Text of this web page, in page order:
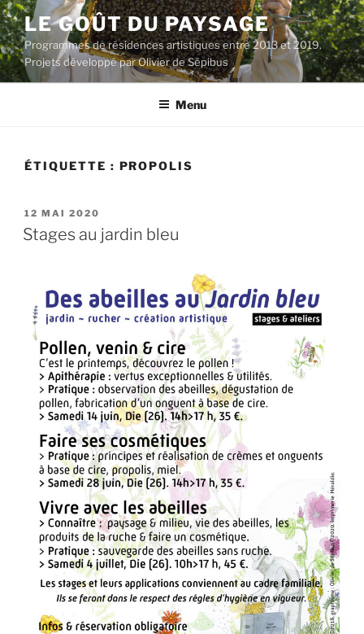
Aller
au
contenu
principal
LE GOÛT DU PAYSAGE
Programmes de résidences artistiques entre 2013 et 2019.
Projets développé par Olivier de Sépibus
Menu
ÉTIQUETTE : PROPOLIS
PUBLIÉ
LE
12 MAI 2020
Stages au jardin bleu